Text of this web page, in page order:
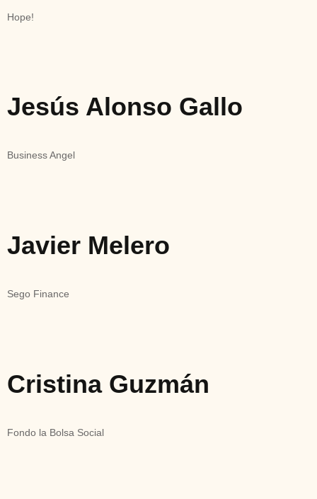
Hope!
Jesús Alonso Gallo
Business Angel
Javier Melero
Sego Finance
Cristina Guzmán
Fondo la Bolsa Social